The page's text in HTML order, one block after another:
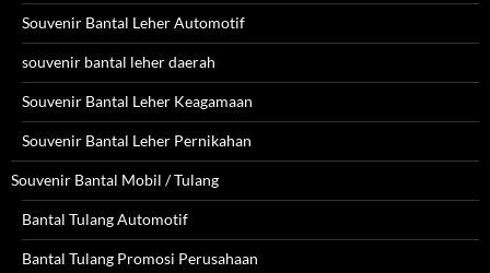
Souvenir Bantal Leher Automotif
souvenir bantal leher daerah
Souvenir Bantal Leher Keagamaan
Souvenir Bantal Leher Pernikahan
Souvenir Bantal Mobil / Tulang
Bantal Tulang Automotif
Bantal Tulang Promosi Perusahaan